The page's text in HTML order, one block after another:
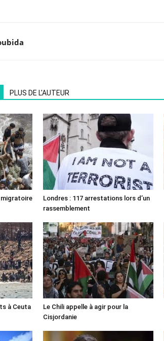
PLUS DE L'AUTEUR
Londres : 117 arrestations lors d’un
rassemblement
à Ceuta
Le Chili appelle à agir pour la
Cisjordanie